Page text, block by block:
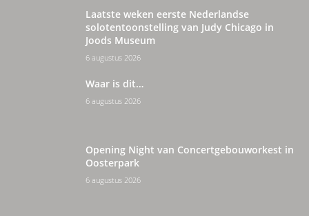
Laatste weken eerste Nederlandse
solotentoonstelling van Judy Chicago in
Joods Museum
6 augustus 2026
Waar is dit…
6 augustus 2026
Opening Night van Concertgebouworkest in
Oosterpark
6 augustus 2026